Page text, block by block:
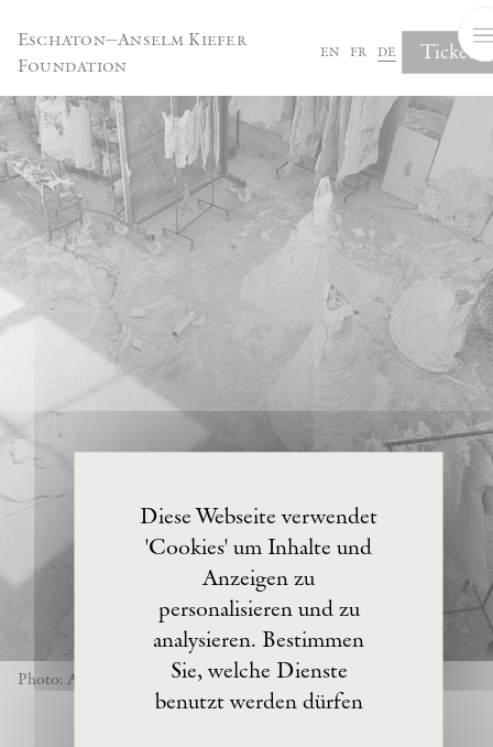
Eschaton—Anselm Kiefer
Foundation
en fr de Tickets
Photo: Anselm Kiefer
Diese Webseite verwendet
'Cookies' um Inhalte und
Anzeigen zu
personalisieren und zu
analysieren. Bestimmen
Sie, welche Dienste
benutzt werden dürfen